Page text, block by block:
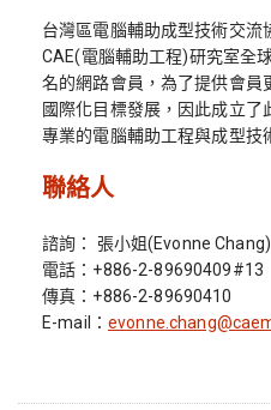
台灣區電腦輔助成型技術交流
CAE(電腦輔助工程)研究室全
名的網路會員，為了提供會員
國際化目標發展，因此成立
專業的電腦輔助工程與成型技
聯絡人
諮詢： 張小姐(Evonne Chang)
電話：+886-2-89690409#13
傳真：+886-2-89690410
E-mail：